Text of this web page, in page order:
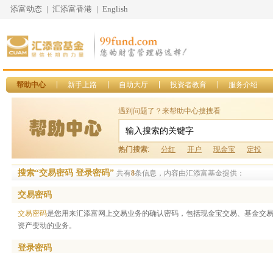
添富动态 | 汇添富香港 | English
帮助中心 新手上路 自助大厅 投资者教育 服务介绍
遇到问题了？来帮助中心搜搜看
热门搜索: 分红 开户 现金宝 定投
搜索“交易密码 登录密码” 共有8条信息，内容由汇添富基金提供：
交易密码
交易密码是您用来汇添富网上交易业务的确认密码，包括现金宝交易、基金交
资产变动的业务。
登录密码